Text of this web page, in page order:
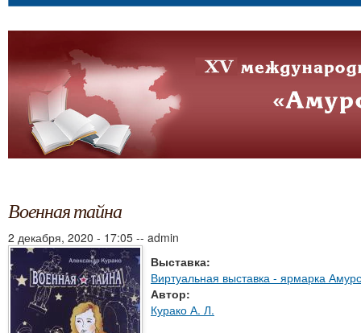
Военная тайна
2 декабря, 2020 - 17:05 -- admin
Выставка:
Виртуальная выставка - ярмарка
Автор:
Курако А. Л.